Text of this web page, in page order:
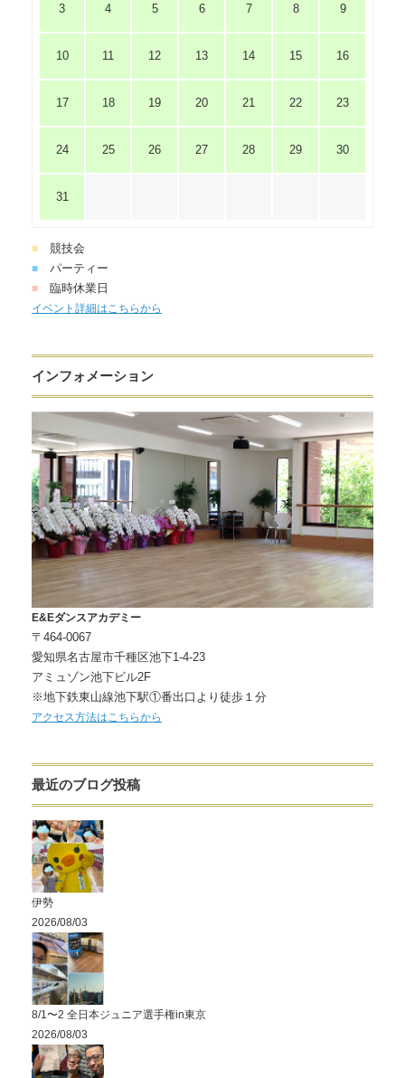
3 4 5 6 7 8 9
10 11 12 13 14 15 16
17 18 19 20 21 22 23
24 25 26 27 28 29 30
31
■ 競技会
■ パーティー
■ 臨時休業日
イベント詳細はこちらから
インフォメーション
E&Eダンスアカデミー
〒464-0067
愛知県名古屋市千種区池下1-4-23
アミュゾン池下ビル2F
※地下鉄東山線池下駅①番出口より徒歩１分
アクセス方法はこちらから
最近のブログ投稿
伊勢
2026/08/03
8/1〜2 全日本ジュニア選手権in東京
2026/08/03